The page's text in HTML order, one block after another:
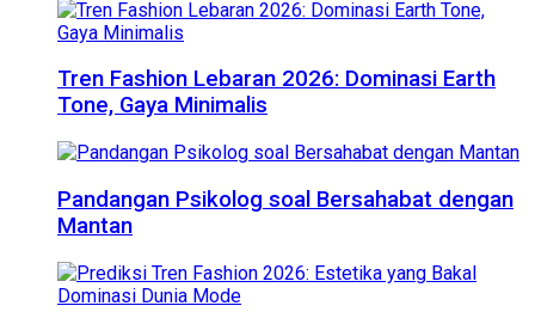
Tren Fashion Lebaran 2026: Dominasi Earth
Tone, Gaya Minimalis
Pandangan Psikolog soal Bersahabat dengan
Mantan